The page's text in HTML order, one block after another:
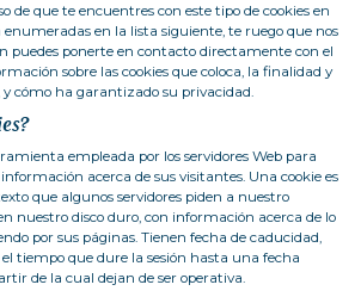
de que te encuentres con este tipo de cookies en
enumeradas en la lista siguiente, te ruego que nos
puedes ponerte en contacto directamente con el
sobre las cookies que coloca, la finalidad y
y cómo ha garantizado su privacidad.
empleada por los servidores Web para
acerca de sus visitantes. Una cookie es
que algunos servidores piden a nuestro
nuestro disco duro, con información acerca de lo
por sus páginas. Tienen fecha de caducidad,
el tiempo que dure la sesión hasta una fecha
de la cual dejan de ser operativa.